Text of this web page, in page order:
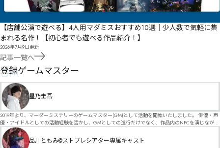
【店舗公演で遊べる】4人用マダミスおすすめ10選｜少人数で気軽に集
まれる名作！【初心者でも遊べる作品紹介！】
2026年7月9日更新
記事一覧へ
GM
登録ゲームマスター
星乃圭吾
2019年より、マーダーミステリーのゲームマスター(GM)として活動を開始いたしました。 俳優・声
優・アイドルとしての活動経験を活かし、GMとしての進行だけでなく、作品内のNPCを演じなが
ら、お客様に物語の世界へ入り込んでいただくような演出・サービスを得意としています。 自分自
身でも作品制作を行っているので、作家さんが作品に込めた想いや意図を大切にしながら、その作
品の魅力をお客様に届けられるような公演を心がけています。 参加してくださる皆様がどんなエン
品川ともみ@ストプレシアター専属キャスト